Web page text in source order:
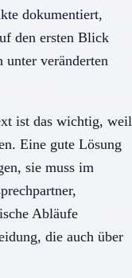
dokumentiert,
den ersten Blick
unter veränderten
ist das wichtig, weil
Eine gute Lösung
sie muss im
Abläufe
die auch über